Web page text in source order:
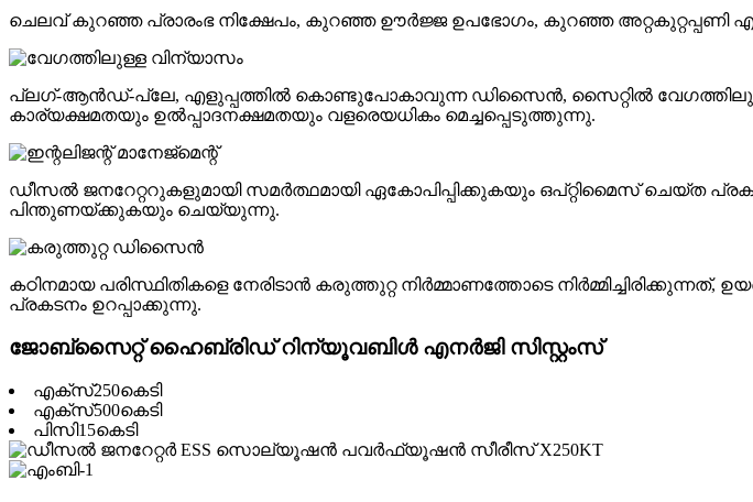
ചെലവ് കുറഞ്ഞ പ്രാരംഭ നിക്ഷേപം, കുറഞ്ഞ ഊർജ്ജ ഉപഭോഗം, കുറഞ്ഞ അറ്റകുറ്റപ്പണി
പ്ലഗ്-ആൻഡ്-പ്ലേ, എളുപ്പത്തിൽ കൊണ്ടുപോകാവുന്ന ഡിസൈൻ, സൈറ്റിൽ
കാര്യക്ഷമതയും ഉൽപ്പാദനക്ഷമതയും വളരെയധികം മെച്ചപ്പെടുത്തുന്നു.
ഡീസൽ ജനറേറ്ററുകളുമായി സമർത്ഥമായി ഏകോപിപ്പിക്കുകയും ഒപ്റ്റിമൈസ് ചെയ്ത
പിന്തുണയ്ക്കുകയും ചെയ്യുന്നു.
കഠിനമായ പരിസ്ഥിതികളെ നേരിടാൻ കരുത്തുറ്റ നിർമ്മാണത്തോടെ
പ്രകടനം ഉറപ്പാക്കുന്നു.
ജോബ്‌സൈറ്റ് ഹൈബ്രിഡ് റിന്യൂവബിൾ എനർജി സിസ്റ്റംസ്
എക്സ്250കെടി
എക്സ്500കെടി
പിസി15കെടി